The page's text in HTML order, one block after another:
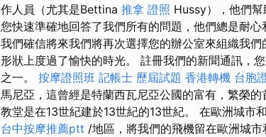
作人員（尤其是Bettina 推拿 證照 Hussy），他們
您快速準確地回答了我們所有的問題，他們總是耐心
我們確信將來我們將再次選擇您的辦公室來組織我們
形狀上度過了愉快的時光。 註冊我們的新聞通訊，
之一。 按摩證照班 記帳士 歷屆試題 香港轉機 台胞
馬尼亞，這曾經是特蘭西瓦尼亞公國的富有，繁榮的
教堂是在13世紀建於13世紀的13世紀。 在歐洲城市
台中按摩推薦ptt /地區，將我們的飛機留在歐洲城市